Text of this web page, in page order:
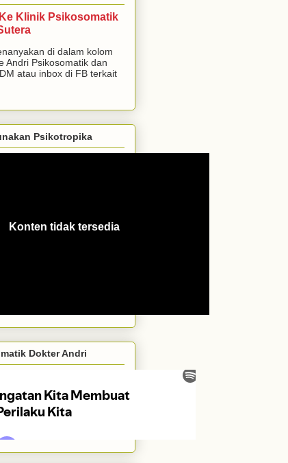
Klinik Psikosomatik
di dalam kolom
Andri Psikosomatik dan
atau inbox di FB terkait
Psikotropika
Dokter Andri